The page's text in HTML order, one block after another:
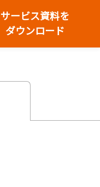
サービス資料を
ダウンロード